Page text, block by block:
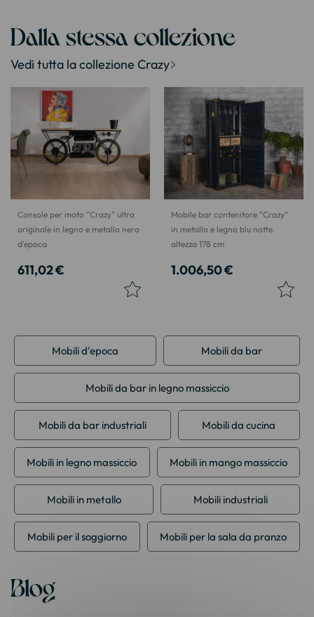
Dalla stessa collezione
Vedi tutta la collezione Crazy
Console per moto "Crazy" ultra
originale in legno e metallo nero
d'epoca
611,02 €
Mobile bar contenitore "Crazy"
in metallo e legno blu notte.
altezza 178 cm
1.006,50 €
Mobili d'epoca Mobili da bar
Mobili da bar in legno massiccio
Mobili da bar industriali Mobili da cucina
Mobili in legno massiccio Mobili in mango massiccio
Mobili in metallo Mobili industriali
Mobili per il soggiorno Mobili per la sala da pranzo
Blog